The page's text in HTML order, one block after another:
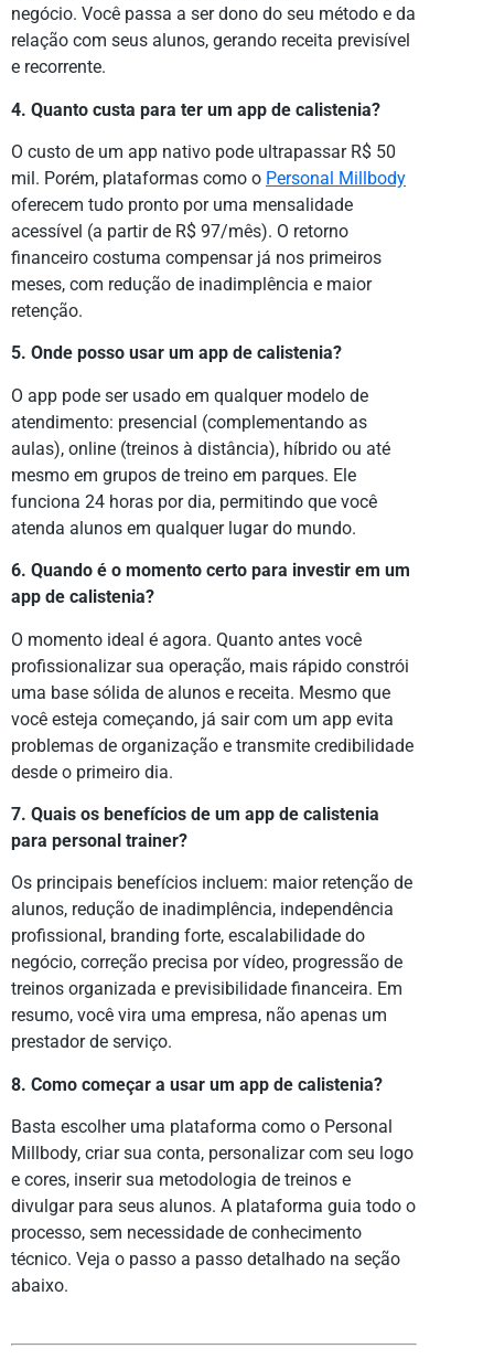
negócio. Você passa a ser dono do seu método e da
relação com seus alunos, gerando receita previsível
e recorrente.
4. Quanto custa para ter um app de calistenia?
O custo de um app nativo pode ultrapassar R$ 50
mil. Porém, plataformas como o Personal Millbody
oferecem tudo pronto por uma mensalidade
acessível (a partir de R$ 97/mês). O retorno
financeiro costuma compensar já nos primeiros
meses, com redução de inadimplência e maior
retenção.
5. Onde posso usar um app de calistenia?
O app pode ser usado em qualquer modelo de
atendimento: presencial (complementando as
aulas), online (treinos à distância), híbrido ou até
mesmo em grupos de treino em parques. Ele
funciona 24 horas por dia, permitindo que você
atenda alunos em qualquer lugar do mundo.
6. Quando é o momento certo para investir em um
app de calistenia?
O momento ideal é agora. Quanto antes você
profissionalizar sua operação, mais rápido constrói
uma base sólida de alunos e receita. Mesmo que
você esteja começando, já sair com um app evita
problemas de organização e transmite credibilidade
desde o primeiro dia.
7. Quais os benefícios de um app de calistenia
para personal trainer?
Os principais benefícios incluem: maior retenção de
alunos, redução de inadimplência, independência
profissional, branding forte, escalabilidade do
negócio, correção precisa por vídeo, progressão de
treinos organizada e previsibilidade financeira. Em
resumo, você vira uma empresa, não apenas um
prestador de serviço.
8. Como começar a usar um app de calistenia?
Basta escolher uma plataforma como o Personal
Millbody, criar sua conta, personalizar com seu logo
e cores, inserir sua metodologia de treinos e
divulgar para seus alunos. A plataforma guia todo o
processo, sem necessidade de conhecimento
técnico. Veja o passo a passo detalhado na seção
abaixo.